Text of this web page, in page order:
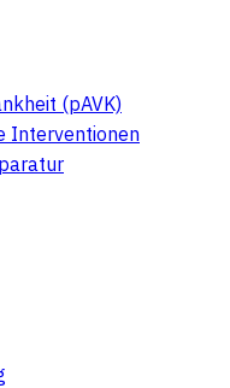
(pAVK)
Interventionen